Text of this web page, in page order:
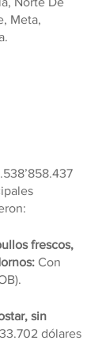
Meta,
frescos,
Con
sin
dólares